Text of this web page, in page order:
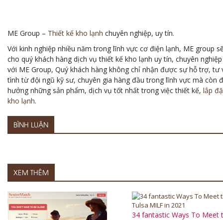
ME Group – Thiết kế kho lạnh chuyên nghiệp, uy tín.
Với kinh nghiệp nhiều năm trong lĩnh vực cơ điện lạnh, ME group
cho quý khách hàng dịch vụ thiết kế kho lạnh uy tín, chuyên
với ME Group, Quý khách hàng không chỉ nhận được sự hỗ trợ, tư
tình từ đội ngũ kỹ sư, chuyên gia hàng đầu trong lĩnh vực mà còn
hưởng những sản phẩm, dịch vụ tốt nhất trong việc thiết kế, lắp
kho lạnh.
BÌNH LUẬN
XEM THÊM
34 fantastic Ways To Meet